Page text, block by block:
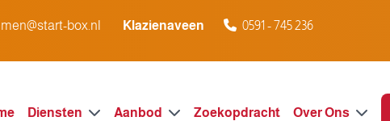
box.nl Klazienaveen
0591 - 745 236
Diensten Aanbod Zoekopdracht Over Ons